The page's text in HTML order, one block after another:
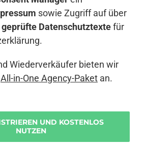
sowie Zugriff auf über
Datenschutztextefür
Wiederverkäufer bieten wir
All-in-One Agency-Paket an.
UND KOSTENLOS
NUTZEN